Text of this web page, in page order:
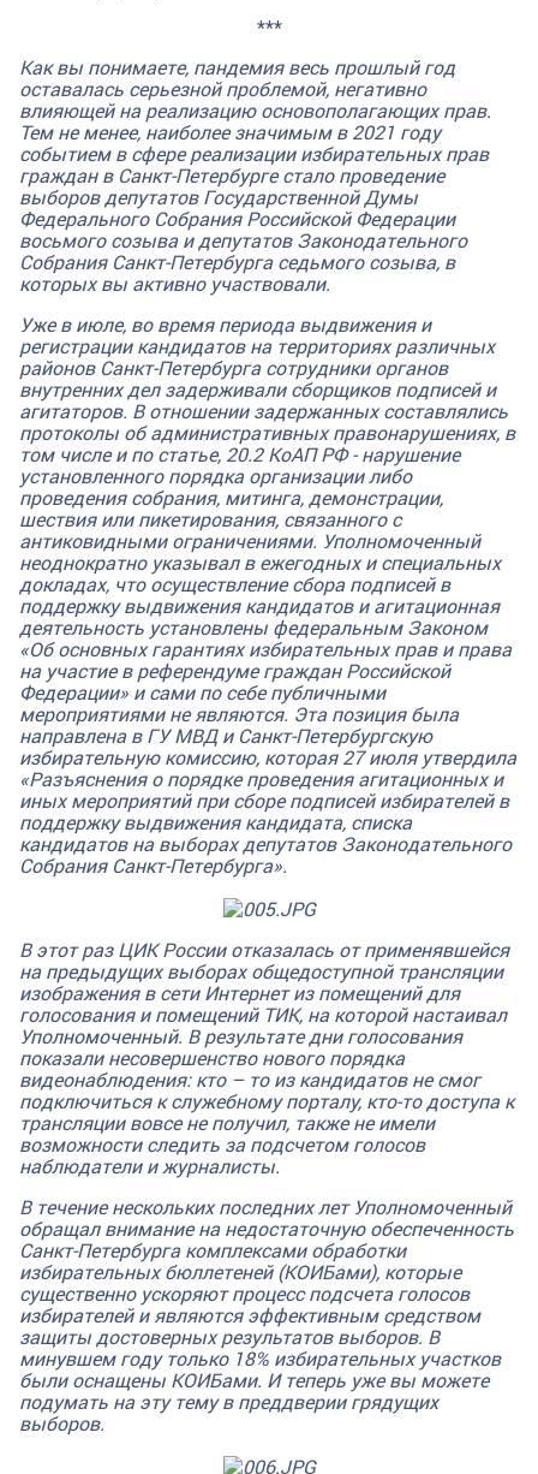
***
Как вы понимаете, пандемия весь прошлый год
оставалась серьезной проблемой, негативно
влияющей на реализацию основополагающих прав.
Тем не менее, наиболее значимым в 2021 году
событием в сфере реализации избирательных прав
граждан в Санкт-Петербурге стало проведение
выборов депутатов Государственной Думы
Федерального Собрания Российской Федерации
восьмого созыва и депутатов Законодательного
Собрания Санкт-Петербурга седьмого созыва, в
которых вы активно участвовали.
Уже в июле, во время периода выдвижения и
регистрации кандидатов на территориях различных
районов Санкт-Петербурга сотрудники органов
внутренних дел задерживали сборщиков подписей и
агитаторов. В отношении задержанных составлялись
протоколы об административных правонарушениях, в
том числе и по статье, 20.2 КоАП РФ - нарушение
установленного порядка организации либо
проведения собрания, митинга, демонстрации,
шествия или пикетирования, связанного с
антиковидными ограничениями. Уполномоченный
неоднократно указывал в ежегодных и специальных
докладах, что осуществление сбора подписей в
поддержку выдвижения кандидатов и агитационная
деятельность установлены федеральным Законом
«Об основных гарантиях избирательных прав и права
на участие в референдуме граждан Российской
Федерации» и сами по себе публичными
мероприятиями не являются. Эта позиция была
направлена в ГУ МВД и Санкт-Петербургскую
избирательную комиссию, которая 27 июля утвердила
«Разъяснения о порядке проведения агитационных и
иных мероприятий при сборе подписей избирателей в
поддержку выдвижения кандидата, списка
кандидатов на выборах депутатов Законодательного
Собрания Санкт-Петербурга».
В этот раз ЦИК России отказалась от применявшейся
на предыдущих выборах общедоступной трансляции
изображения в сети Интернет из помещений для
голосования и помещений ТИК, на которой настаивал
Уполномоченный. В результате дни голосования
показали несовершенство нового порядка
видеонаблюдения: кто – то из кандидатов не смог
подключиться к служебному порталу, кто-то доступа к
трансляции вовсе не получил, также не имели
возможности следить за подсчетом голосов
наблюдатели и журналисты.
В течение нескольких последних лет Уполномоченный
обращал внимание на недостаточную обеспеченность
Санкт-Петербурга комплексами обработки
избирательных бюллетеней (КОИБами), которые
существенно ускоряют процесс подсчета голосов
избирателей и являются эффективным средством
защиты достоверных результатов выборов. В
минувшем году только 18% избирательных участков
были оснащены КОИБами. И теперь уже вы можете
подумать на эту тему в преддверии грядущих
выборов.